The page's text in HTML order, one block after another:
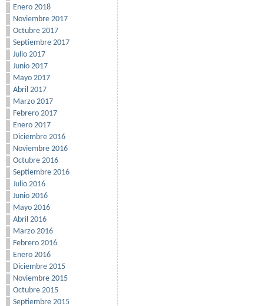
Enero 2018
Noviembre 2017
Octubre 2017
Septiembre 2017
Julio 2017
Junio 2017
Mayo 2017
Abril 2017
Marzo 2017
Febrero 2017
Enero 2017
Diciembre 2016
Noviembre 2016
Octubre 2016
Septiembre 2016
Julio 2016
Junio 2016
Mayo 2016
Abril 2016
Marzo 2016
Febrero 2016
Enero 2016
Diciembre 2015
Noviembre 2015
Octubre 2015
Septiembre 2015